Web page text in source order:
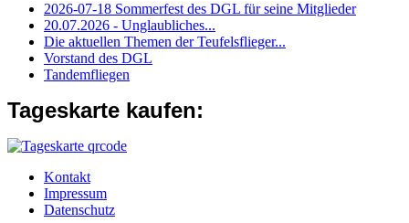
2026-07-18 Sommerfest des DGL für seine Mitglieder
20.07.2026 - Unglaubliches...
Die aktuellen Themen der Teufelsflieger...
Vorstand des DGL
Tandemfliegen
Tageskarte kaufen:
Kontakt
Impressum
Datenschutz